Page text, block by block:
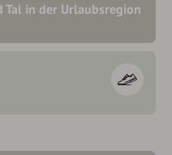
Tal in der Urlaubsregion